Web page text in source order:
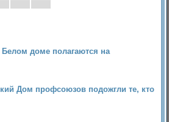
доме полагаются на
Дом профсоюзов подожгли те, кто